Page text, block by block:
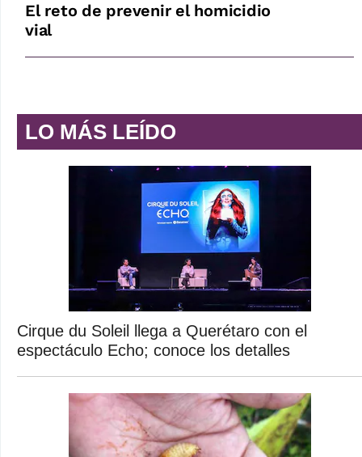
El reto de prevenir el homicidio
vial
LO MÁS LEÍDO
Cirque du Soleil llega a Querétaro con el
espectáculo Echo; conoce los detalles